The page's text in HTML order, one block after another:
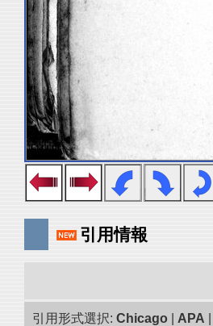
引用情報
引用形式選択: Chicago APA